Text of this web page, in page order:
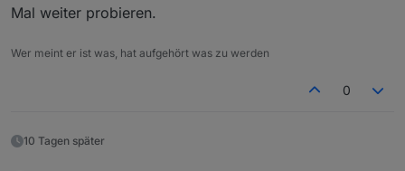
Mal weiter probieren.
Wer meint er ist was, hat aufgehört was zu werden
0
10 Tagen später